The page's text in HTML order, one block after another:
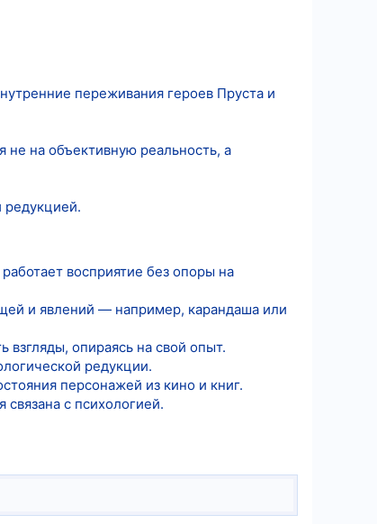
переживания героев Пруста и
не на объективную реальность, а
редукцией.
восприятие без опоры на
и явлений — например, карандаша или
взгляды, опираясь на свой опыт.
редукции.
персонажей из кино и книг.
с психологией.